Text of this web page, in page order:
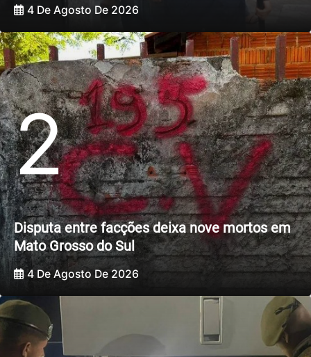
4 De Agosto De 2026
2
Disputa entre facções deixa nove mortos em
Mato Grosso do Sul
4 De Agosto De 2026